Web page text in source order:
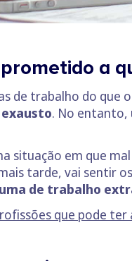
a
de trabalho do que
exausto. No entanto,
situação em que
tarde, vai sentir
de trabalho
que pode